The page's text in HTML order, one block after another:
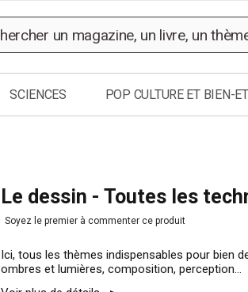
SCIENCES POP CULTURE ET BIEN-
Le dessin - Toutes les
Soyez le premier à commenter ce produit
Ici, tous les thèmes indispensables pour bien
ombres et lumières, composition, perception…